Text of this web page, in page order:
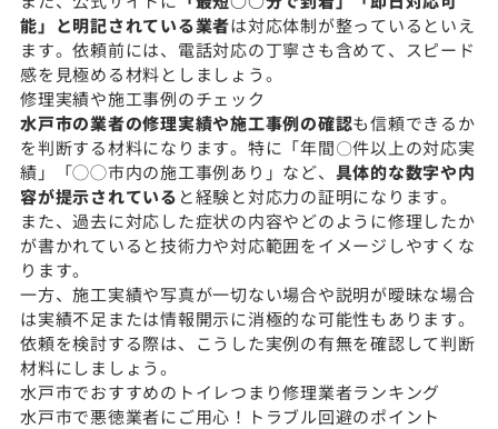
能」と明記されている業者は対応体制が整っているといえ
ます。依頼前には、電話対応の丁寧さも含めて、スピード
感を見極める材料としましょう。
修理実績や施工事例のチェック
水戸市の業者の修理実績や施工事例の確認も信頼できるか
を判断する材料になります。特に「年間〇件以上の対応実
績」「◯◯市内の施工事例あり」など、 具体的な数字や内
容が提示されている と経験と対応力の証明になります。
また、過去に対応した症状の内容やどのように修理したか
が書かれていると技術力や対応範囲をイメージしやすくな
ります。
一方、施工実績や写真が一切ない場合や説明が曖昧な場合
は実績不足または情報開示に消極的な可能性もあります。
依頼を検討する際は、こうした実例の有無を確認して判断
材料にしましょう。
水戸市でおすすめのトイレつまり修理業者ランキング
水戸市で悪徳業者にご用心！トラブル回避のポイント